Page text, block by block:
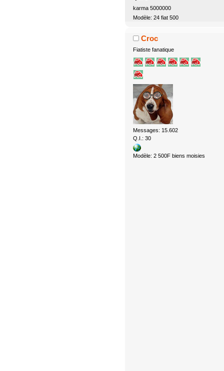
karma 5000000
Modèle: 24 fiat 500
Croc
Fiatiste fanatique
Messages: 15.602
Q.I.: 30
Modèle: 2 500F biens moisies